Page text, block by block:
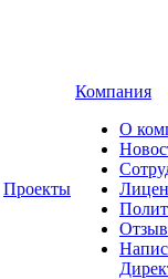
Проекты
Компания
О